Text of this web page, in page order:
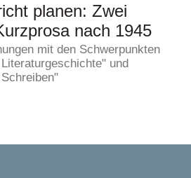
planen: Zwei
nach 1945
mit den Schwerpunkten
und